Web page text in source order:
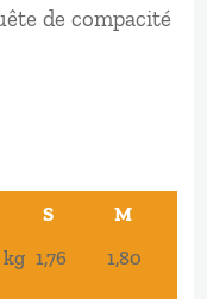
de compacité
S M
S
M
kg 1,76 1,80